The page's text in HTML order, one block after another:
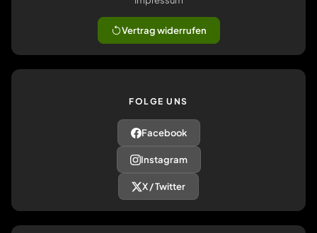
Vertrag widerrufen
FOLGE UNS
Facebook
Instagram
X / Twitter